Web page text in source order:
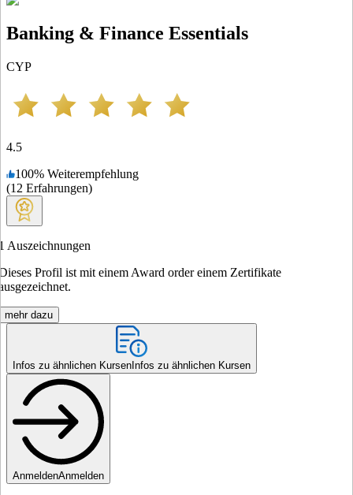
Banking & Finance Essentials
CYP
4.5
100% Weiterempfehlung
(12 Erfahrungen)
Auszeichnungen
Profil ist mit einem Award order einem Zertifikate
mehr dazu
Infos zu ähnlichen Kursen Infos zu ähnlichen Kursen
AnmeldenAnmelden